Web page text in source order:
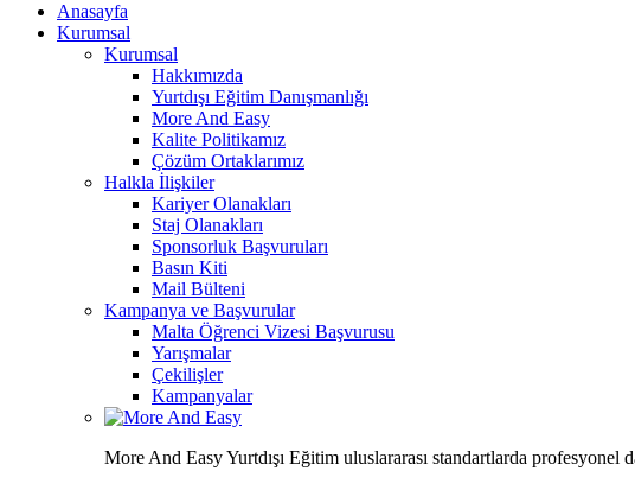
Anasayfa
Kurumsal
Kurumsal
Hakkımızda
Yurtdışı Eğitim Danışmanlığı
More And Easy
Kalite Politikamız
Çözüm Ortaklarımız
Halkla İlişkiler
Kariyer Olanakları
Staj Olanakları
Sponsorluk Başvuruları
Basın Kiti
Mail Bülteni
Kampanya ve Başvurular
Malta Öğrenci Vizesi Başvurusu
Yarışmalar
Çekilişler
Kampanyalar
More And Easy Yurtdışı Eğitim uluslararası standartlarda profesyonel